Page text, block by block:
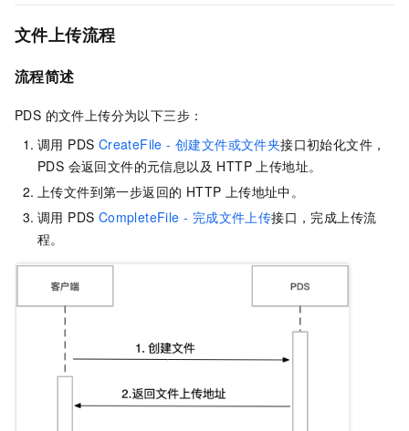
文件上传流程
流程简述
PDS 的文件上传分为以下三步：
调用 PDS CreateFile - 创建文件或文件夹接口初始化文件，
PDS 会返回文件的元信息以及 HTTP 上传地址。
上传文件到第一步返回的 HTTP 上传地址中。
调用 PDS CompleteFile - 完成文件上传接口，完成上传流
程。